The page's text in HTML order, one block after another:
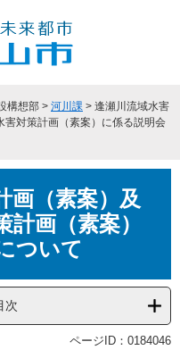
構想部 > 河川課 > 逢瀬川流域水害
対策計画（素案）に係る説明会
画（素案）及
画（素案）
ついて
次
ページID：0184046